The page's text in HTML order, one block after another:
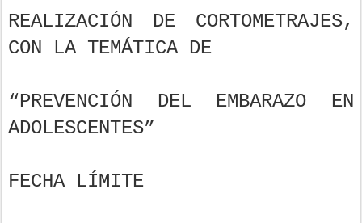
REALIZACIÓN DE CORTOMETRAJES,
CON LA TEMÁTICA DE
“PREVENCIÓN DEL EMBARAZO EN
ADOLESCENTES”
FECHA LÍMITE